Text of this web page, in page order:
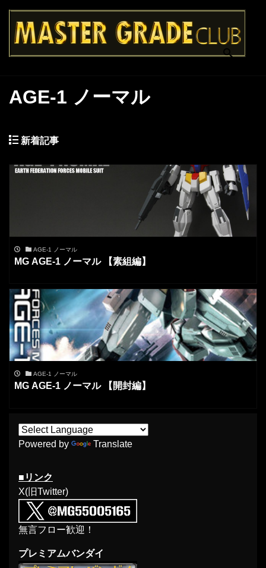
AGE-1 ノーマル
新着記事
AGE-1 ノーマル
MG AGE-1 ノーマル 【素組編】
AGE-1 ノーマル
MG AGE-1 ノーマル 【開封編】
Powered by Translate
■リンク
X(旧Twitter)
無言フロー歓迎！
プレミアムバンダイ